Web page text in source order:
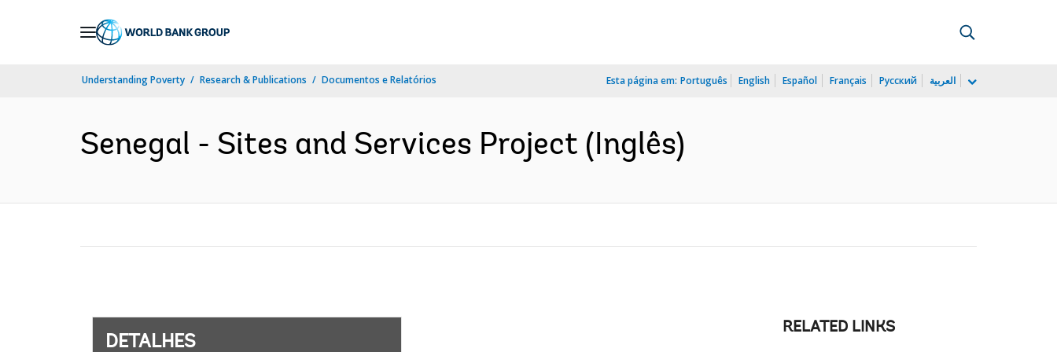
Understanding Poverty Research & Publications Documentos e Relatórios Esta página em: Português English Español Français Русский العربية
Senegal - Sites and Services Project (Inglês)
DETALHES
RELATED LINKS